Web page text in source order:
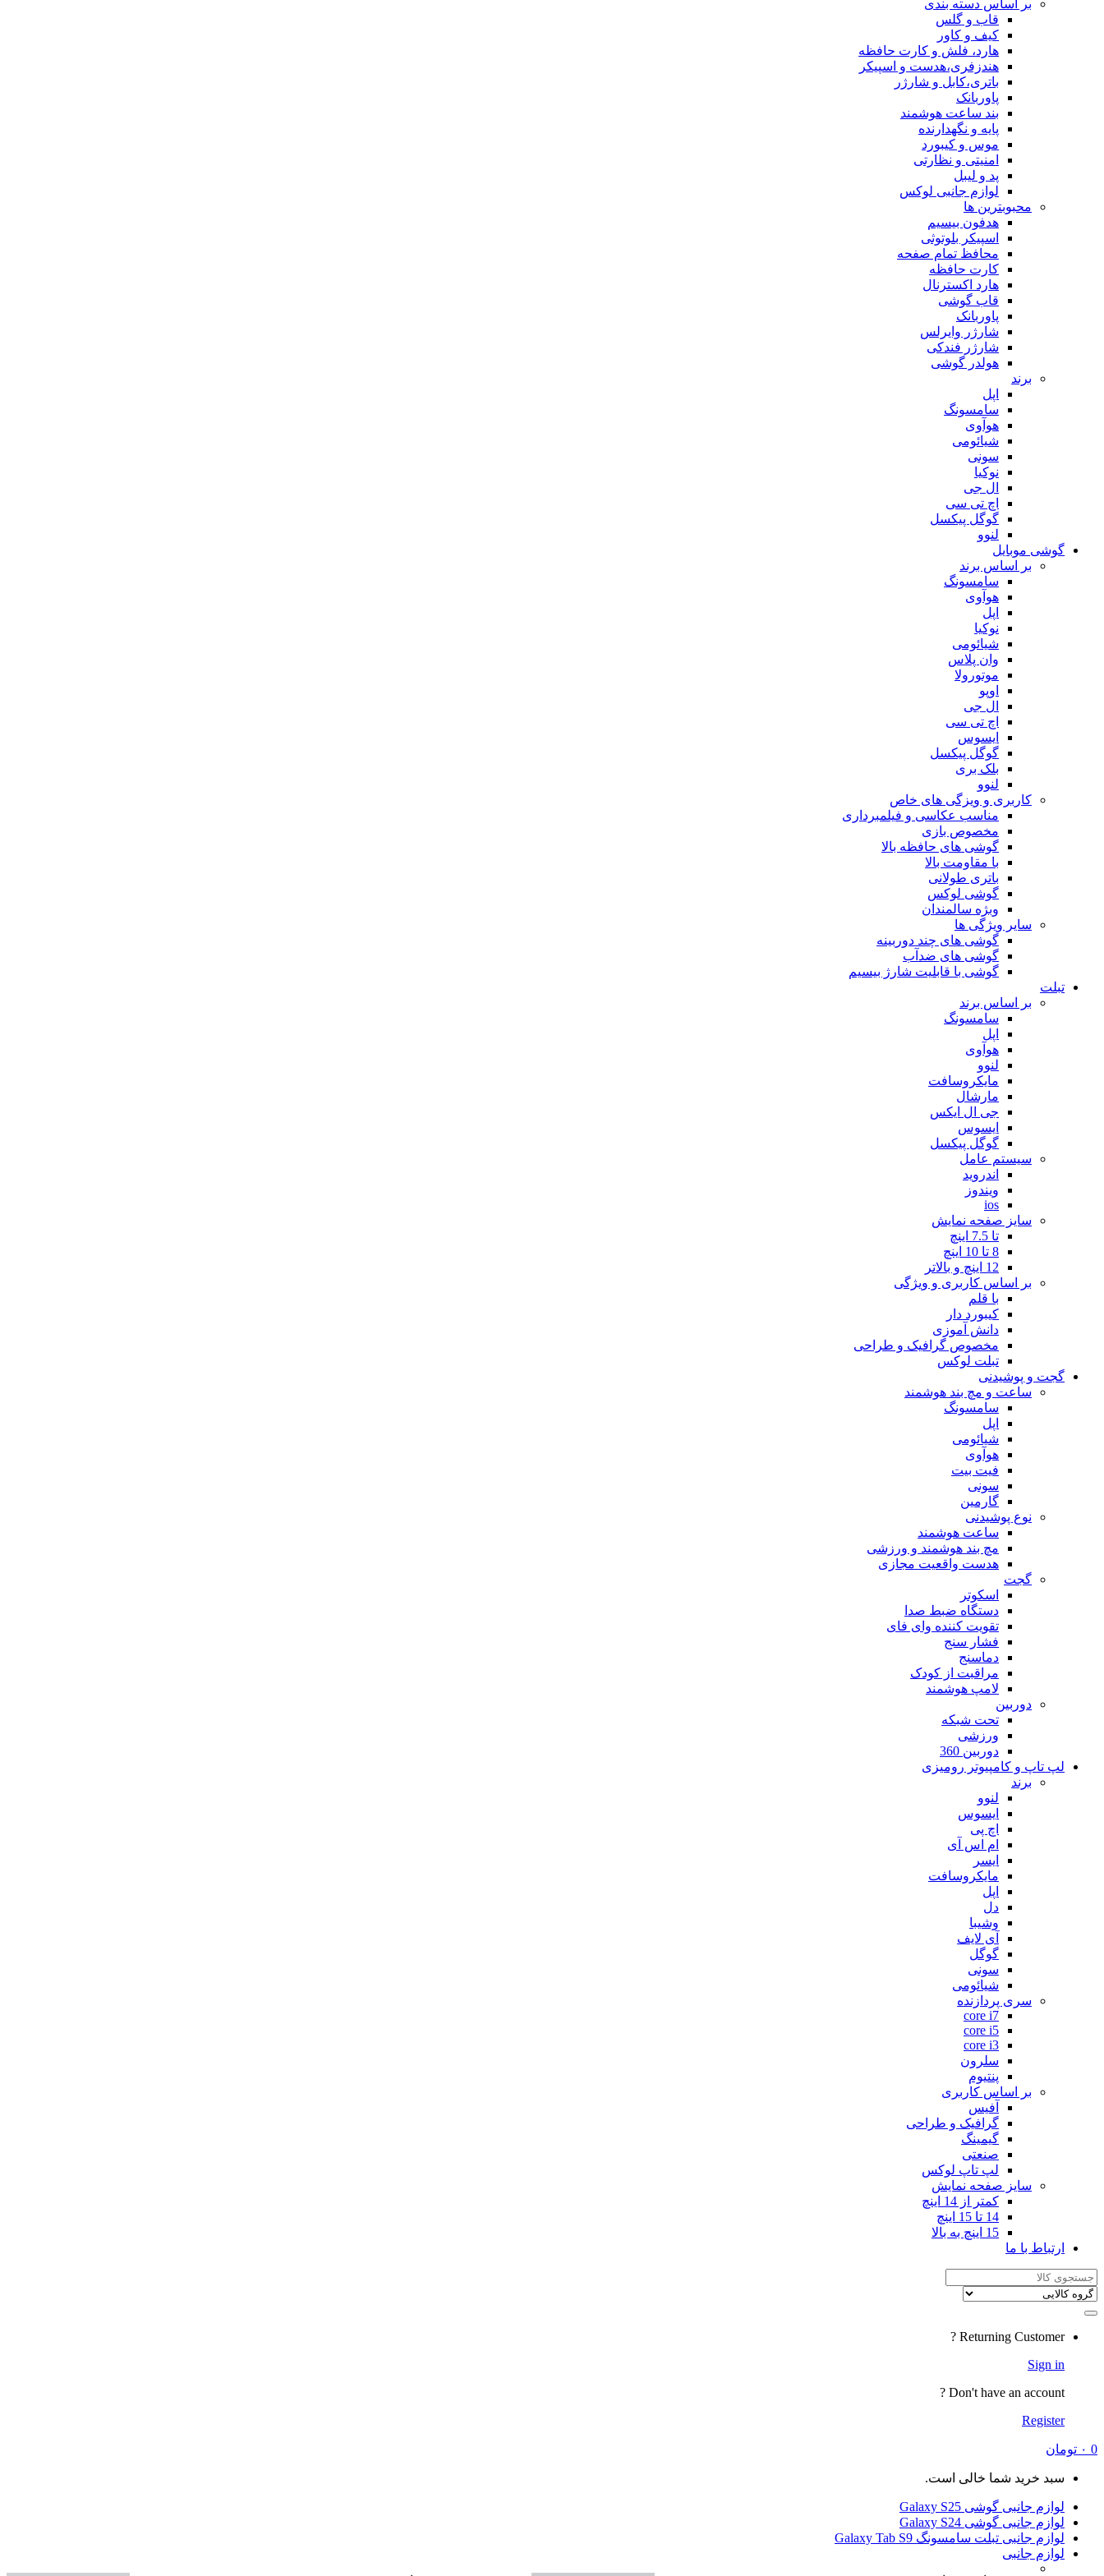
بر اساس دسته بندی
قاب و گلس
کیف و کاور
هارد، فلش و کارت حافظه
هندزفری،هدست و اسپیکر
باتری،کابل و شارژر
پاوربانک
بند ساعت هوشمند
پایه و نگهدارنده
موس و کیبورد
امنیتی و نظارتی
پد و لیبل
لوازم جانبی لوکس
محبوبترین ها
هدفون بیسیم
اسپیکر بلوتوثی
محافظ تمام صفحه
کارت حافظه
هارد اکسترنال
قاب گوشی
پاوربانک
شارژر وایرلس
شارژر فندکی
هولدر گوشی
برند
اپل
سامسونگ
هوآوی
شیائومی
سونی
نوکیا
ال جی
اچ تی سی
گوگل پیکسل
لنوو
گوشی موبایل
بر اساس برند
سامسونگ
هوآوی
اپل
نوکیا
شیائومی
وان پلاس
موتورولا
اوپو
ال جی
اچ تی سی
ایسوس
گوگل پیکسل
بلک بری
لنوو
کاربری و ویزگی های خاص
مناسب عکاسی و فیلمبرداری
مخصوص بازی
گوشی های حافظه بالا
با مقاومت بالا
باتری طولانی
گوشی لوکس
وبژه سالمندان
سایر ویژگی ها
گوشی های چند دوربینه
گوشی های ضدآب
گوشی با قابلیت شارژ بیسیم
تبلت
بر اساس برند
سامسونگ
اپل
هوآوی
لنوو
مایکروسافت
مارشال
جی ال ایکس
ایسوس
گوگل پیکسل
سیستم عامل
اندروید
ویندوز
ios
سایز صفحه نمایش
تا 7.5 اینچ
8 تا 10 اینچ
12 اینچ و بالاتر
بر اساس کاربری و ویژگی
با قلم
کیبورد دار
دانش آموزی
مخصوص گرافیک و طراحی
تبلت لوکس
گجت و پوشیدنی
ساعت و مچ بند هوشمند
سامسونگ
اپل
شیائومی
هوآوی
فیت بیت
سونی
گارمین
نوع پوشیدنی
ساعت هوشمند
مچ بند هوشمند و ورزشی
هدست واقعیت مجازی
گجت
اسکوتر
دستگاه ضبط صدا
تقویت کننده وای فای
فشار سنج
دماسنج
مراقبت از کودک
لامپ هوشمند
دوربین
تحت شبکه
ورزشی
دوربین 360
لپ تاپ و کامپیوتر رومیزی
برند
لنوو
ایسوس
اچ پی
ام اس آی
ایسر
مایکروسافت
اپل
دل
وشیبا
آی لایف
گوگل
سونی
شیائومی
سری پردازنده
core i7
core i5
core i3
سلرون
پنتیوم
بر اساس کاربری
آفیس
گرافیک و طراحی
گیمینگ
صنعتی
لپ تاپ لوکس
سایز صفحه نمایش
کمتر از 14 اینچ
14 تا 15 اینچ
15 اینچ به بالا
ارتباط با ما
Search
for:
Returning Customer ?
Sign in
Don't have an account ?
Register
0 ۰ تومان
سبد خرید شما خالی است.
لوازم جانبی گوشی Galaxy S25
لوازم جانبی گوشی Galaxy S24
لوازم جانبی تبلت سامسونگ Galaxy Tab S9
لوازم جانبی